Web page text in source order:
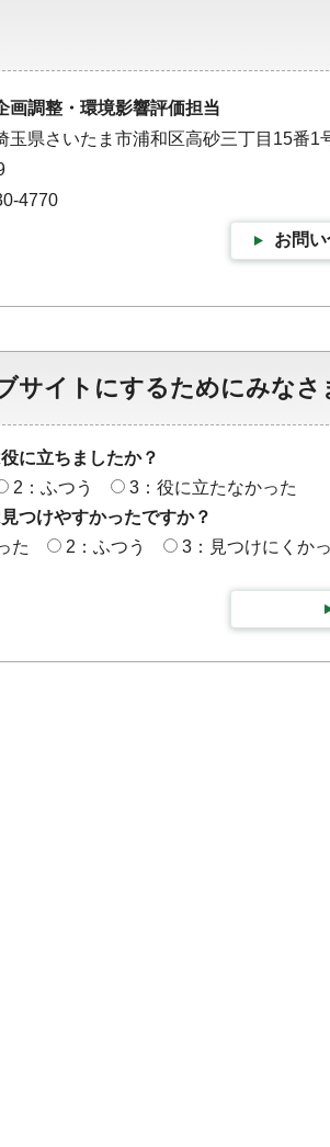
画調整・環境影響評価担当
玉県さいたま市浦和区高砂三丁目15番1
4770
お問
サイトにするためにみな
に立ちましたか？
2：ふつう
3：役に立たなかった
つけやすかったですか？
た
2：ふつう 3：見つけにくか